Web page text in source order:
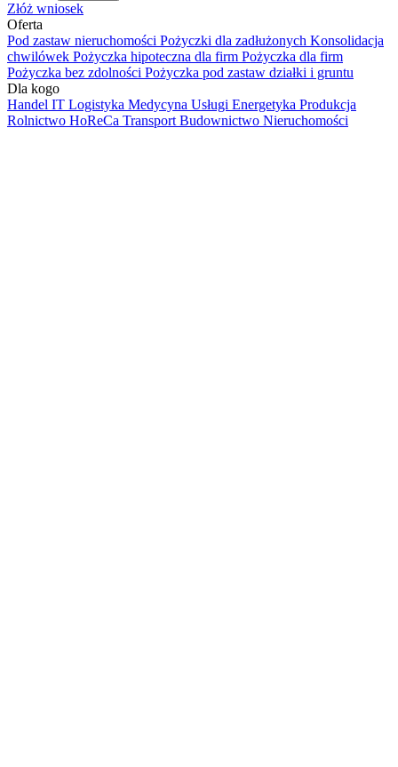
Złóż wniosek
Oferta
Pod zastaw nieruchomości Pożyczki dla zadłużonych Konsolidacja
chwilówek Pożyczka hipoteczna dla firm Pożyczka dla firm
Pożyczka bez zdolności Pożyczka pod zastaw działki i gruntu
Dla kogo
Handel IT Logistyka Medycyna Usługi Energetyka Produkcja
Rolnictwo HoReCa Transport Budownictwo Nieruchomości